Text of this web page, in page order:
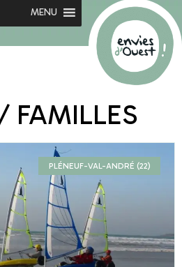
MENU
FAMILLES
PLÉNEUF-VAL-ANDRÉ (22)